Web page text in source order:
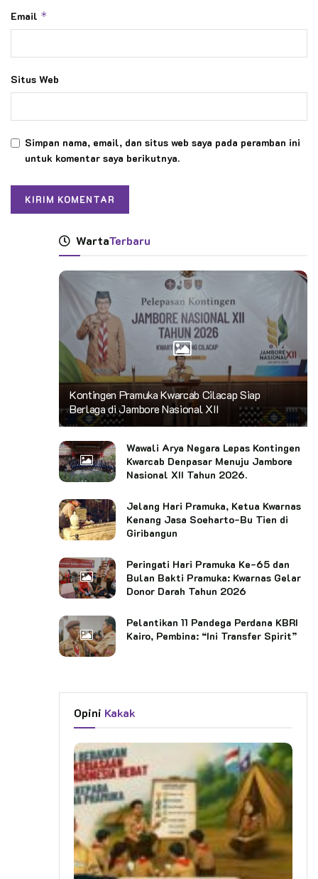
pramuka pewarta
Email *
Situs Web
Simpan nama, email, dan situs web saya pada peramban ini
untuk komentar saya berikutnya.
WartaTerbaru
Kontingen Pramuka Kwarcab Cilacap Siap
Berlaga di Jambore Nasional XII
Wawali Arya Negara Lepas Kontingen
Kwarcab Denpasar Menuju Jambore
Nasional XII Tahun 2026.
Jelang Hari Pramuka, Ketua Kwarnas
Kenang Jasa Soeharto-Bu Tien di
Giribangun
Peringati Hari Pramuka Ke-65 dan
Bulan Bakti Pramuka: Kwarnas Gelar
Donor Darah Tahun 2026
Pelantikan 11 Pandega Perdana KBRI
Kairo, Pembina: “Ini Transfer Spirit”
Opini Kakak